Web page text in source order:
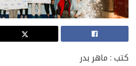
كتب : ماهر بدر